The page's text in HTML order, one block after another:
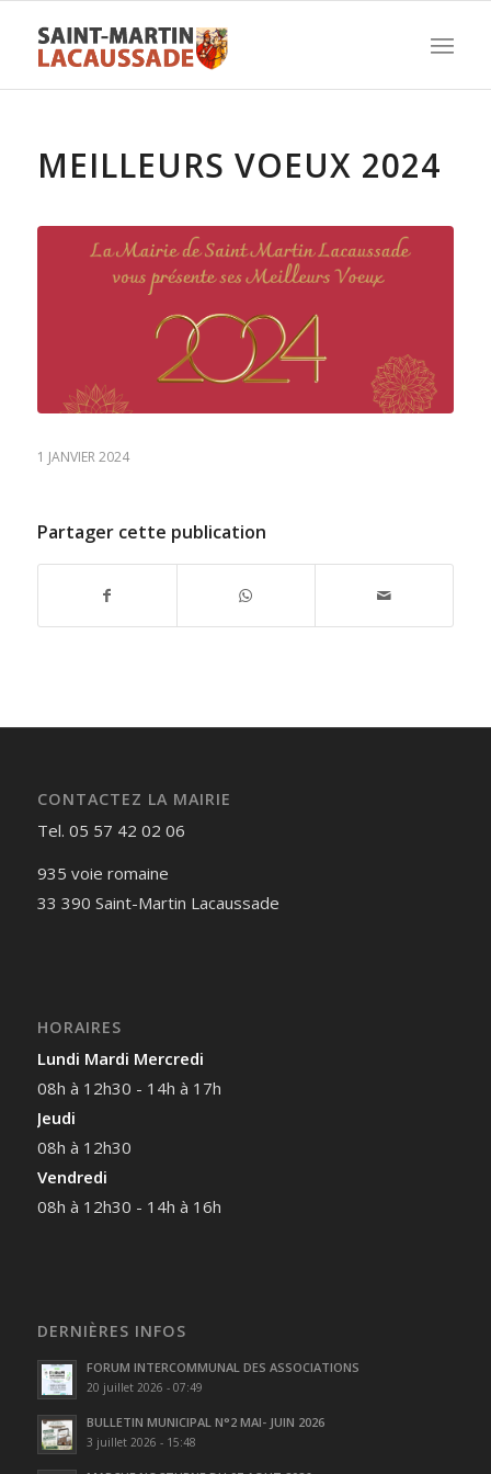
MEILLEURS VOEUX 2024
1 JANVIER 2024
Partager cette publication
CONTACTEZ LA MAIRIE
Tel. 05 57 42 02 06
935 voie romaine
33 390 Saint-Martin Lacaussade
HORAIRES
Lundi Mardi Mercredi
08h à 12h30 - 14h à 17h
Jeudi
08h à 12h30
Vendredi
08h à 12h30 - 14h à 16h
DERNIÈRES INFOS
FORUM INTERCOMMUNAL DES ASSOCIATIONS
20 juillet 2026 - 07:49
BULLETIN MUNICIPAL N°2 MAI- JUIN 2026
3 juillet 2026 - 15:48